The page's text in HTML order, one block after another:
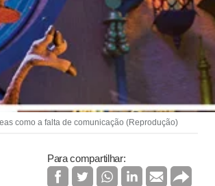
como a falta de comunicação (Reprodução)
Para compartilhar: